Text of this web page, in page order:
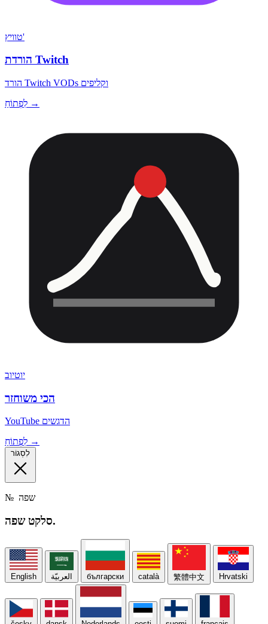
טוויץ'
הורדת Twitch
הורד Twitch VODs וקליפים
לִפְתוֹחַ →
יוטיוב
הכי משוחזר
YouTube הדגשים
לִפְתוֹחַ →
לִסְגוֹר
№ שפה
סלקטשפה.
English العربيّة български català 繁體中文 Hrvatski